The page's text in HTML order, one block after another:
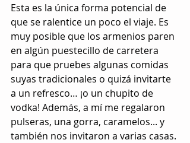
Esta es la única forma potencial de
que se ralentice un poco el viaje. Es
muy posible que los armenios paren
en algún puestecillo de carretera
para que pruebes algunas comidas
suyas tradicionales o quizá invitarte
a un refresco… ¡o un chupito de
vodka! Además, a mí me regalaron
pulseras, una gorra, caramelos... y
también nos invitaron a varias casas.